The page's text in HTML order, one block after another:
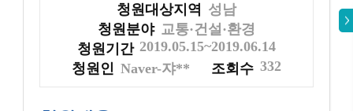
청원대상지역 성남
청원분야 교통·건설·환경
청원기간 2019.05.15~2019.06.14
청원인 Naver-쟈** 조회수 332